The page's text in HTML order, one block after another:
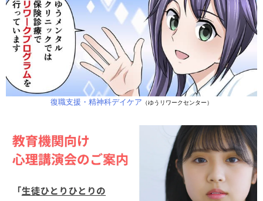
復職支援・精神科デイケア （ゆうリワークセンター）